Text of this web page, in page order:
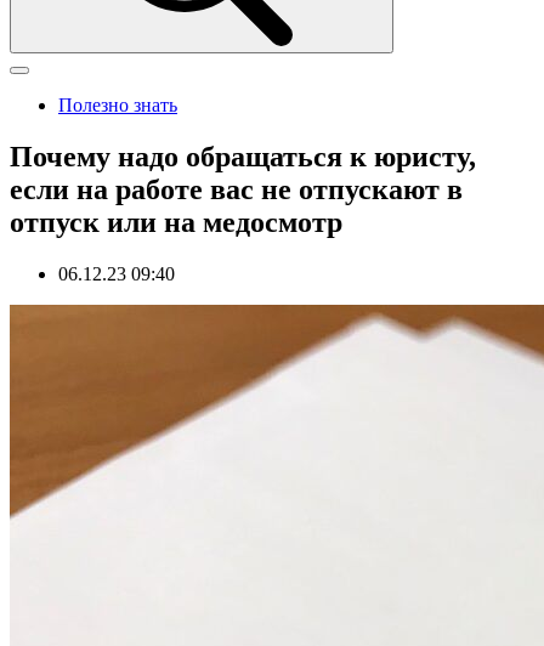
Полезно знать
Почему надо обращаться к юристу,
если на работе вас не отпускают в
отпуск или на медосмотр
06.12.23 09:40